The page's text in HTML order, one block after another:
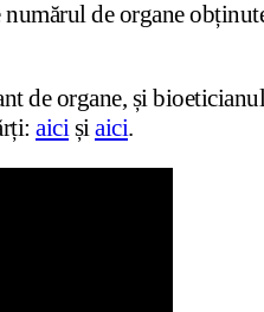
de organe
de organe, și
aicișiaici.